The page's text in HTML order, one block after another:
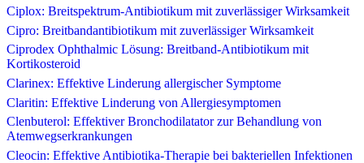
Ciplox: Breitspektrum-Antibiotikum mit zuverlässiger Wirksamkeit
Cipro: Breitbandantibiotikum mit zuverlässiger Wirksamkeit
Ciprodex Ophthalmic Lösung: Breitband-Antibiotikum mit
Kortikosteroid
Clarinex: Effektive Linderung allergischer Symptome
Claritin: Effektive Linderung von Allergiesymptomen
Clenbuterol: Effektiver Bronchodilatator zur Behandlung von
Atemwegserkrankungen
Cleocin: Effektive Antibiotika-Therapie bei bakteriellen Infektionen